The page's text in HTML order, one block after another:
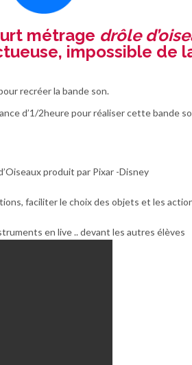
métrage drôle
impossible de
recréer la bande son.
d’1/2heure pour réaliser cette bande
produit par Pixar -Disney
faciliter le choix des objets et les
en live .. devant les autres élèves